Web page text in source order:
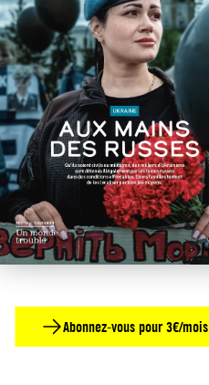
Abonnez-vous pour 3€/mois